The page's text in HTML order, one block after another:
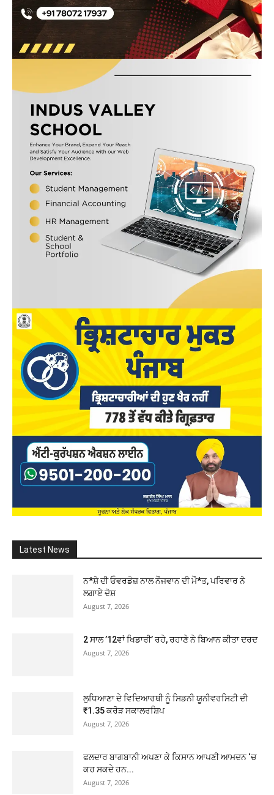
Latest News
ਨ*ਸ਼ੇ ਦੀ ਓਵਰਡੋਜ਼ ਨਾਲ ਨੌਜਵਾਨ ਦੀ ਮੌ*ਤ, ਪਰਿਵਾਰ ਨੇ
ਲਗਾਏ ਦੋਸ਼
August 7, 2026
2 ਸਾਲ ’12ਵਾਂ ਖਿਡਾਰੀ’ ਰਹੇ, ਰਹਾਣੇ ਨੇ ਬਿਆਨ ਕੀਤਾ ਦਰਦ
August 7, 2026
ਲੁਧਿਆਣਾ ਦੇ ਵਿਦਿਆਰਥੀ ਨੂੰ ਸਿਡਨੀ ਯੂਨੀਵਰਸਿਟੀ ਦੀ
₹1.35 ਕਰੋੜ ਸਕਾਲਰਸ਼ਿਪ
August 7, 2026
ਫਲਦਾਰ ਬਾਗਬਾਨੀ ਅਪਣਾ ਕੇ ਕਿਸਾਨ ਆਪਣੀ ਆਮਦਨ ‘ਚ
ਕਰ ਸਕਦੇ ਹਨ...
August 7, 2026